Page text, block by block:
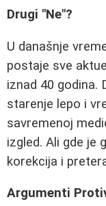
Drugi "Ne"?
U današnje
postaje sve
iznad 40 godina.
starenje lepo i
savremenoj
izgled. Ali gde je
korekcija i
Argumenti